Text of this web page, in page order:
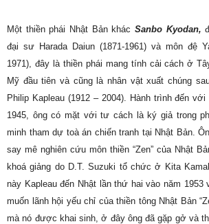
Một thiền phái Nhật Bản khác Sanbo Kyodan,
đại sư Harada Daiun (1871-1961) và môn đệ
1971), đây là thiền phái mang tính cải cách ở
Mỹ đầu tiên và cũng là nhân vật xuất chúng
Philip Kapleau (1912 – 2004). Hành trình đến
1945, ông có mặt với tư cách là ký giả trong
minh tham dự toà án chiến tranh tại Nhật Bản.
say mê nghiên cứu môn thiền “Zen” của Nhật
khoá giảng do D.T. Suzuki tổ chức ở Kita
này Kapleau đến Nhật lần thứ hai vào năm
muốn lãnh hội yếu chỉ của thiền tông Nhật Bản
mà nó được khai sinh, ở đây ông đã gặp gở và